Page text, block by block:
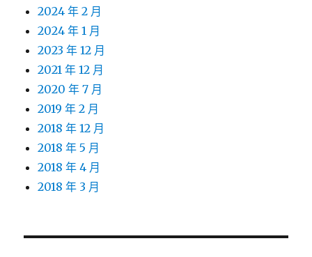
2024 年 2 月
2024 年 1 月
2023 年 12 月
2021 年 12 月
2020 年 7 月
2019 年 2 月
2018 年 12 月
2018 年 5 月
2018 年 4 月
2018 年 3 月